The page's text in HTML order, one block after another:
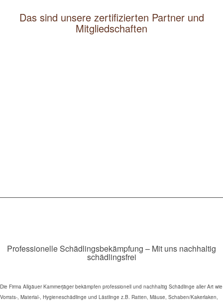
Das sind unsere zertifizierten Partner und
Mitgliedschaften
Professionelle Schädlingsbekämpfung – Mit uns nachhaltig
schädlingsfrei
Die Firma Allgäuer Kammerjäger bekämpfen professionell und nachhaltig Schädlinge aller Art wie
Vorrats-, Material-, Hygieneschädlinge und Lästlinge z.B. Ratten, Mäuse, Schaben/Kakerlaken,